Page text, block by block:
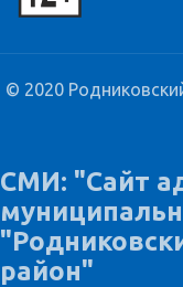
© 2020
СМИ: "Сайт
район"